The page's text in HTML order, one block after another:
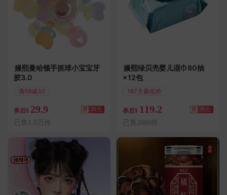
嫚熙曼哈顿手抓球小宝宝牙
胶3.0
满59减30
券后¥ 29.9 券 30元
已售1.0万件
嫚熙绿贝壳婴儿湿巾80抽
×12包
187天最低价
券后¥ 119.2 券 30元
已售2000件